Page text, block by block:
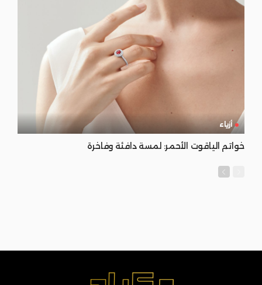
أزياء
خواتم الياقوت الأحمر: لمسة دافئة وفاخرة